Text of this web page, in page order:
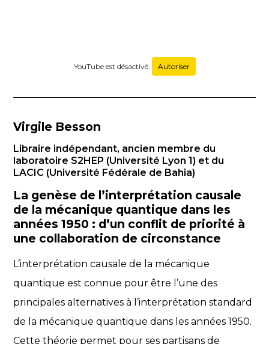
YouTube est désactivé. Autoriser
Virgile Besson
Libraire indépendant, ancien membre du
laboratoire S2HEP (Université Lyon 1) et du
LACIC (Université Fédérale de Bahia)
La genèse de l’interprétation causale
de la mécanique quantique dans les
années 1950 : d’un conflit de priorité à
une collaboration de circonstance
L’interprétation causale de la mécanique
quantique est connue pour être l’une des
principales alternatives à l’interprétation standard
de la mécanique quantique dans les années 1950.
Cette théorie permet pour ses partisans de